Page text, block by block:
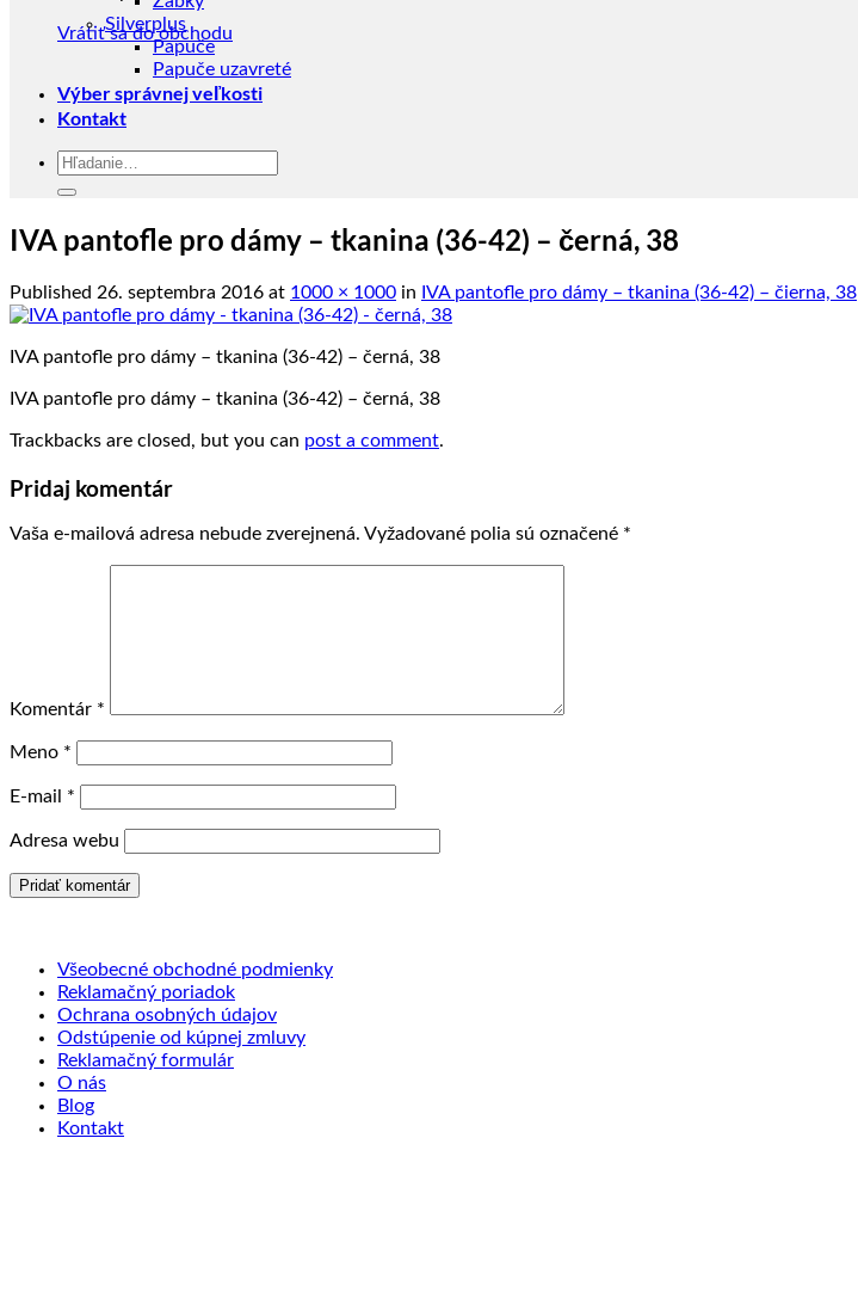
Vrátiť sa do obchodu
Silverplus
Papuče
Papuče uzavreté
Výber správnej veľkosti
Kontakt
Hľadať:
IVA pantofle pro dámy – tkanina (36-42) – černá, 38
Published 26. septembra 2016 at 1000 × 1000 in IVA pantofle pro dámy – tkanina (36-42) – čierna, 38
IVA pantofle pro dámy – tkanina (36-42) – černá, 38
IVA pantofle pro dámy – tkanina (36-42) – černá, 38
Trackbacks are closed, but you can post a comment.
Pridaj komentár
Vaša e-mailová adresa nebude zverejnená. Vyžadované polia sú označené *
Komentár *
Meno *
E-mail *
Adresa webu
Všeobecné obchodné podmienky
Reklamačný poriadok
Ochrana osobných údajov
Odstúpenie od kúpnej zmluvy
Reklamačný formulár
O nás
Blog
Kontakt